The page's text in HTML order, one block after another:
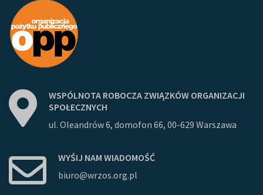
WSPÓLNOTA ROBOCZA ZWIĄZKÓW ORGANIZACJI
SPOŁECZNYCH
ul. Oleandrów 6, domofon 66, 00-629 Warszawa
WYŚIJ NAM WIADOMOŚĆ
biuro@wrzos.org.pl